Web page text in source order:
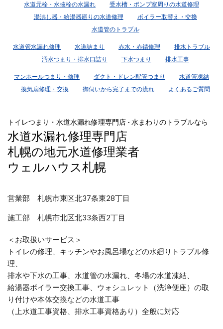
水道元栓・水抜栓の水漏れ
受水槽・ポンプ室周りの水道修理
湯沸し器・給湯器廻りの水道修理
ボイラー取替え・交換
水道管のトラブル
水道管水漏れ修理 水道詰まり 赤水・赤錆修理
排水トラブル
汚水つまり・排水口詰り
下水つまり 排水工事
マンホールつまり・修理 ダクト・ドレン配管つまり
水道管凍結
換気扇修理・交換
御伺いから完了までの流れ よくあるご質問
トイレつまり・水道水漏れ修理専門店 - 水まわりのトラブルなら
水道水漏れ修理専門店
札幌の地元水道修理業者
ウェルハウス札幌
営業部 札幌市東区北37条東28丁目
施工部 札幌市北区北33条西2丁目
＜お取扱いサービス＞
トイレの修理、キッチンやお風呂場などの水廻りトラブル修
理、
排水や下水の工事、水道管の水漏れ、冬場の水道凍結、
給湯器ボイラー交換工事、ウォシュレット（洗浄便座）の取
り付けや本体交換などの水道工事
（上水道工事資格、排水工事資格あり）全般に対応